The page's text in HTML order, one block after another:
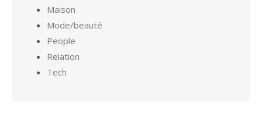
Maison
Mode/beauté
People
Relation
Tech